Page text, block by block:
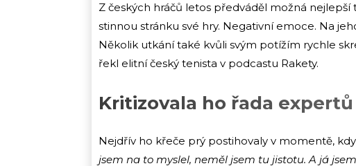
Z českých hráčů letos předváděl možná nejlepší
stinnou stránku své hry. Negativní emoce. Na
Několik utkání také kvůli svým potížím rychle
řekl elitní český tenista v podcastu Rakety.
Kritizovala ho řada expertů
Nejdřív ho křeče prý postihovaly v momentě,
jsem na to myslel, neměl jsem tu jistotu. A já